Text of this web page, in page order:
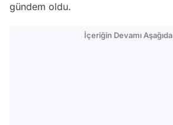
gündem oldu.
İçeriğin Devamı Aşağıda